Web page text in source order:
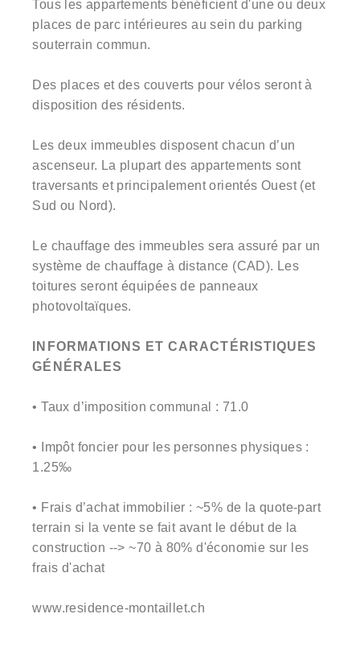
Tous les appartements bénéficient d'une ou deux
places de parc intérieures au sein du parking
souterrain commun.
Des places et des couverts pour vélos seront à
disposition des résidents.
Les deux immeubles disposent chacun d’un
ascenseur. La plupart des appartements sont
traversants et principalement orientés Ouest (et
Sud ou Nord).
Le chauffage des immeubles sera assuré par un
système de chauffage à distance (CAD). Les
toitures seront équipées de panneaux
photovoltaïques.
INFORMATIONS ET CARACTÉRISTIQUES
GÉNÉRALES
• Taux d’imposition communal : 71.0
• Impôt foncier pour les personnes physiques :
1.25‰
• Frais d’achat immobilier : ~5% de la quote-part
terrain si la vente se fait avant le début de la
construction --> ~70 à 80% d'économie sur les
frais d'achat
www.residence-montaillet.ch